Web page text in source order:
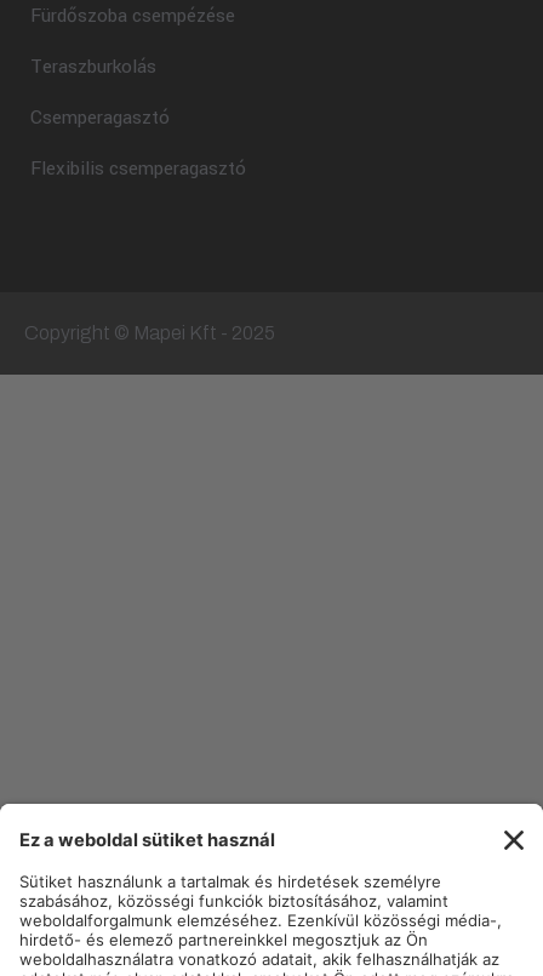
Fürdőszoba csempézése
Teraszburkolás
Csemperagasztó
Flexibilis csemperagasztó
Copyright © Mapei Kft - 2025